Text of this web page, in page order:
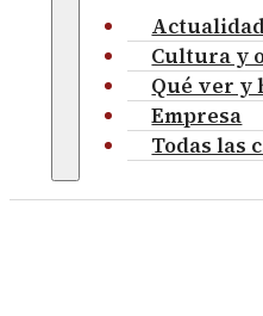
Cultura y
Qué ver y
Empresa
Todas las